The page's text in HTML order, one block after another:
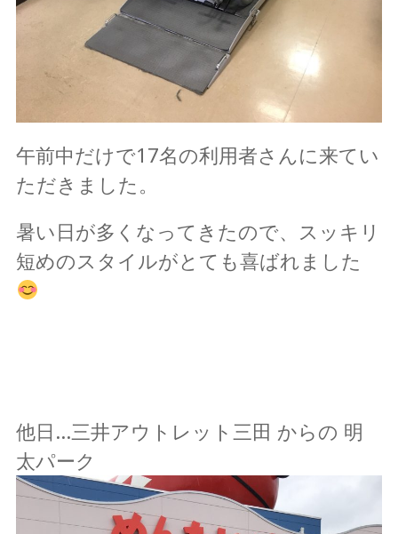
午前中だけで17名の利用者さんに来てい
ただきました。
暑い日が多くなってきたので、スッキリ
短めのスタイルがとても喜ばれました
他日…三井アウトレット三田 からの 明
太パーク